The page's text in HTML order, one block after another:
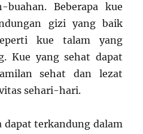
Beberapa kue
gizi yang baik
kue talam yang
Kue yang sehat dapat
sehat dan lezat
sehari-hari.
terkandung dalam